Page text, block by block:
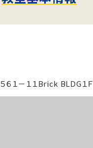
６１－１１Brick BLDG１Ｆ